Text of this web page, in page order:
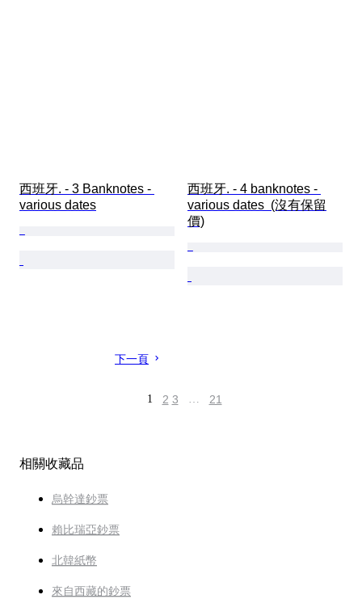
西班牙. - 3 Banknotes -
various dates
西班牙. - 4 banknotes -
various dates  (沒有保留
價)
下一頁
1 2 3 … 21
相關收藏品
烏幹達鈔票
賴比瑞亞鈔票
北韓紙幣
來自西藏的鈔票